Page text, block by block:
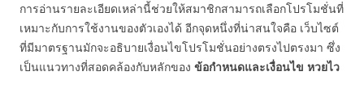
การอ่านรายละเอียดเหล่านี้ช่วยให้สมาชิกสามารถเลือกโปรโมชั่นที่
เหมาะกับการใช้งานของตัวเองได้ อีกจุดหนึ่งที่น่าสนใจคือ เว็บไซต์
ที่มีมาตรฐานมักจะอธิบายเงื่อนไขโปรโมชั่นอย่างตรงไปตรงมา ซึ่ง
เป็นแนวทางที่สอดคล้องกับหลักของ ข้อกำหนดและเงื่อนไข หวยไว